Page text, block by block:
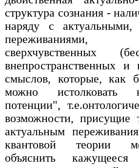
структура сознания -
наряду с актуальными,
сверхчувственных
внепространственных и
смыслов, которые, как
можно истолковать
потенции",
возможности,
актуальным
квантовой теории
объяснить кажущееся